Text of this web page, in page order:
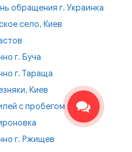
обращения г. Украинка
село, Киев
г. Буча
г. Тараща
Киев
с пробегом г. Киев
г. Ржищев